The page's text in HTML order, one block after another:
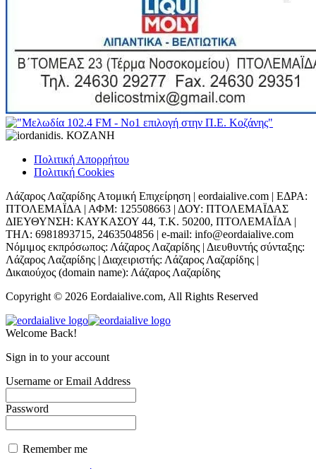
Πολιτική Απορρήτου
Πολιτική Cookies
Λάζαρος Λαζαρίδης Ατομική Επιχείρηση | eordaialive.com | ΕΔΡΑ:
ΠΤΟΛΕΜΑΪΔΑ | ΑΦΜ: 125508663 | ΔΟΥ: ΠΤΟΛΕΜΑΪΔΑΣ
ΔΙΕΥΘΥΝΣΗ: ΚΑΥΚΑΣΟΥ 44, Τ.Κ. 50200, ΠΤΟΛΕΜΑΪΔΑ |
ΤΗΛ: 6981893715, 2463504856 | e-mail: info@eordaialive.com
Νόμιμος εκπρόσωπος: Λάζαρος Λαζαρίδης | Διευθυντής σύνταξης:
Λάζαρος Λαζαρίδης | Διαχειριστής: Λάζαρος Λαζαρίδης |
Δικαιούχος (domain name): Λάζαρος Λαζαρίδης
Copyright © 2026 Eordaialive.com, All Rights Reserved
Welcome Back!
Sign in to your account
Username or Email Address
Password
Remember me